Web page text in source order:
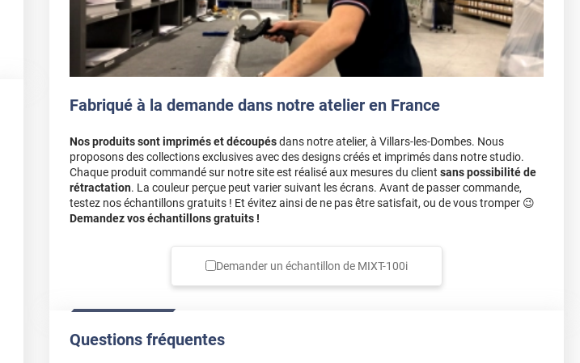
Fabriqué à la demande dans notre atelier en France
Nos produits sont imprimés et découpésdans notre atelier, à Villars-les-Dombes. Nous
proposons des collections exclusives avec des designs créés et imprimés dans notre studio.
Chaque produit commandé sur notre site est réalisé aux mesures du client sans possibilité de
rétractation. La couleur perçue peut varier suivant les écrans. Avant de passer commande,
testez nos échantillons gratuits ! Et évitez ainsi de ne pas être satisfait, ou de vous tromper 😉
Demandez vos échantillons gratuits !
Demander un échantillon de MIXT-100i
Questions fréquentes